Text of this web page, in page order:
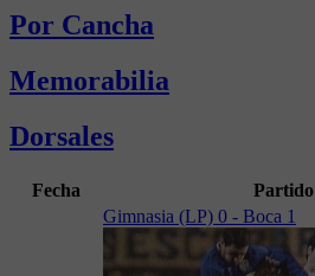
Por Cancha
Memorabilia
Dorsales
Fecha Partido
Gimnasia (LP) 0 - Boca 1